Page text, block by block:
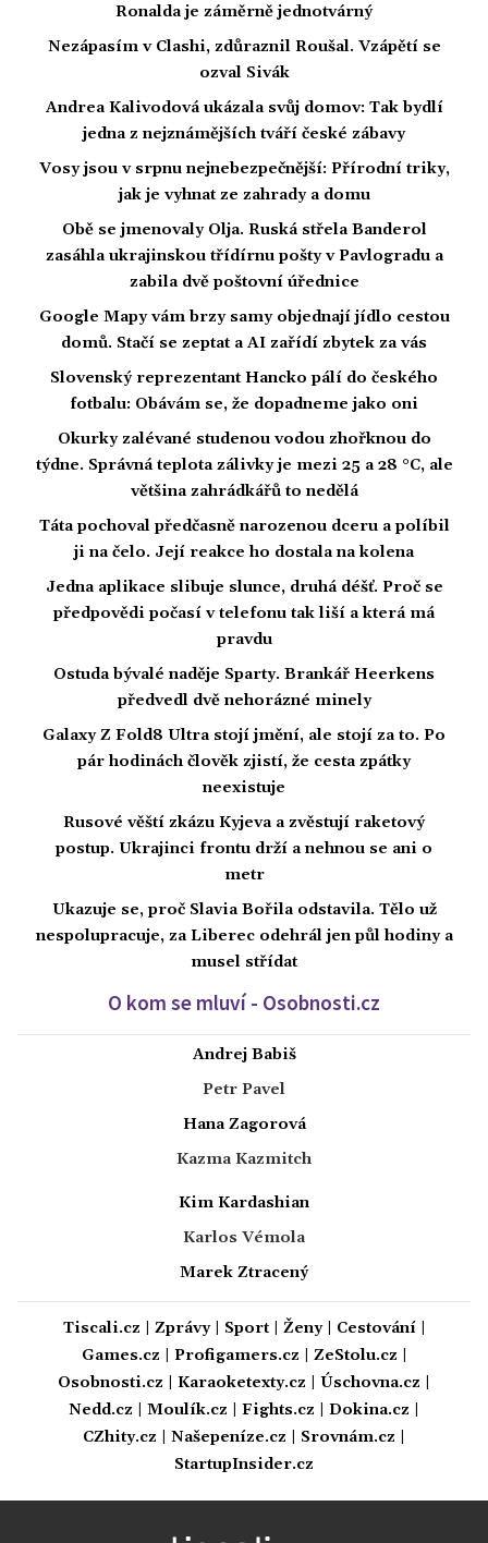
Ronalda je záměrně jednotvárný
Nezápasím v Clashi, zdůraznil Roušal. Vzápětí se
ozval Sivák
Andrea Kalivodová ukázala svůj domov: Tak bydlí
jedna z nejznámějších tváří české zábavy
Vosy jsou v srpnu nejnebezpečnější: Přírodní triky,
jak je vyhnat ze zahrady a domu
Obě se jmenovaly Olja. Ruská střela Banderol
zasáhla ukrajinskou třídírnu pošty v Pavlogradu a
zabila dvě poštovní úřednice
Google Mapy vám brzy samy objednají jídlo cestou
domů. Stačí se zeptat a AI zařídí zbytek za vás
Slovenský reprezentant Hancko pálí do českého
fotbalu: Obávám se, že dopadneme jako oni
Okurky zalévané studenou vodou zhořknou do
týdne. Správná teplota zálivky je mezi 25 a 28 °C, ale
většina zahrádkářů to nedělá
Táta pochoval předčasně narozenou dceru a políbil
ji na čelo. Její reakce ho dostala na kolena
Jedna aplikace slibuje slunce, druhá déšť. Proč se
předpovědi počasí v telefonu tak liší a která má
pravdu
Ostuda bývalé naděje Sparty. Brankář Heerkens
předvedl dvě nehorázné minely
Galaxy Z Fold8 Ultra stojí jmění, ale stojí za to. Po
pár hodinách člověk zjistí, že cesta zpátky
neexistuje
Rusové věští zkázu Kyjeva a zvěstují raketový
postup. Ukrajinci frontu drží a nehnou se ani o
metr
Ukazuje se, proč Slavia Bořila odstavila. Tělo už
nespolupracuje, za Liberec odehrál jen půl hodiny a
musel střídat
O kom se mluví - Osobnosti.cz
Andrej Babiš
Petr Pavel
Hana Zagorová
Kazma Kazmitch
Kim Kardashian
Karlos Vémola
Marek Ztracený
Tiscali.cz Zprávy| Sport| Ženy| Cestování|
Games.cz
Profigamers.cz ZeStolu.cz
Osobnosti.cz
Karaoketexty.cz Úschovna.cz
Nedd.cz
Moulík.cz Fights.cz Dokina.cz
CZhity.cz
Našepeníze.cz Srovnám.cz
StartupInsider.cz